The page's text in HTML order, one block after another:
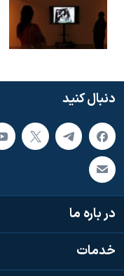
دنبال کنید
در باره ما
خدمات